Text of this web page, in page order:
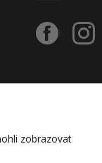
zobrazovat